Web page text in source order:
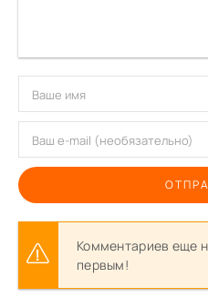
Комментариев еще
первым!